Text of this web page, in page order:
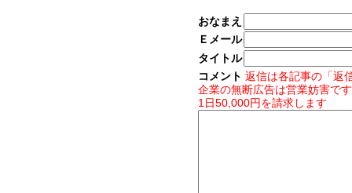
おなまえ
Ｅメール
タイトル
コメント 返信は各記事の「返
企業の無断広告は営業妨害で
1日50,000円を請求します